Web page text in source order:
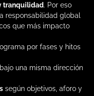
tranquilidad. Por eso
responsabilidad global
que más impacto
por fases y hitos
bajo una misma dirección
según objetivos, aforo y